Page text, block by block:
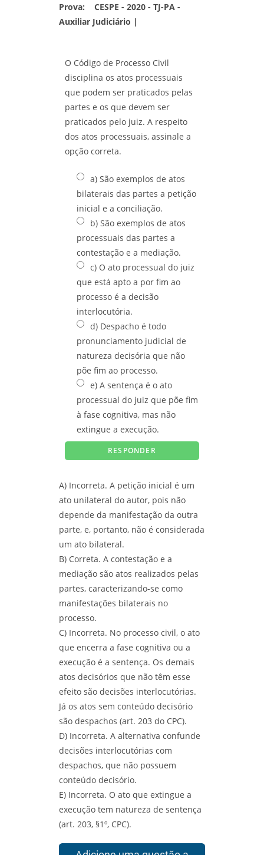
Prova:
CESPE - 2020 - TJ-PA -
Auxiliar Judiciário |
O Código de Processo Civil
disciplina os atos processuais
que podem ser praticados pelas
partes e os que devem ser
praticados pelo juiz. A respeito
dos atos processuais, assinale a
opção correta.
a) São exemplos de atos
bilaterais das partes a petição
inicial e a conciliação.
b) São exemplos de atos
processuais das partes a
contestação e a mediação.
c) O ato processual do juiz
que está apto a por fim ao
processo é a decisão
interlocutória.
d) Despacho é todo
pronunciamento judicial de
natureza decisória que não
põe fim ao processo.
e) A sentença é o ato
processual do juiz que põe fim
à fase cognitiva, mas não
extingue a execução.
A) Incorreta. A petição inicial é um
ato unilateral do autor, pois não
depende da manifestação da outra
parte, e, portanto, não é considerada
um ato bilateral.
B) Correta. A contestação e a
mediação são atos realizados pelas
partes, caracterizando-se como
manifestações bilaterais no
processo.
C) Incorreta. No processo civil, o ato
que encerra a fase cognitiva ou a
execução é a sentença. Os demais
atos decisórios que não têm esse
efeito são decisões interlocutórias.
Já os atos sem conteúdo decisório
são despachos (art. 203 do CPC).
D) Incorreta. A alternativa confunde
decisões interlocutórias com
despachos, que não possuem
conteúdo decisório.
E) Incorreta. O ato que extingue a
execução tem natureza de sentença
(art. 203, §1º, CPC).